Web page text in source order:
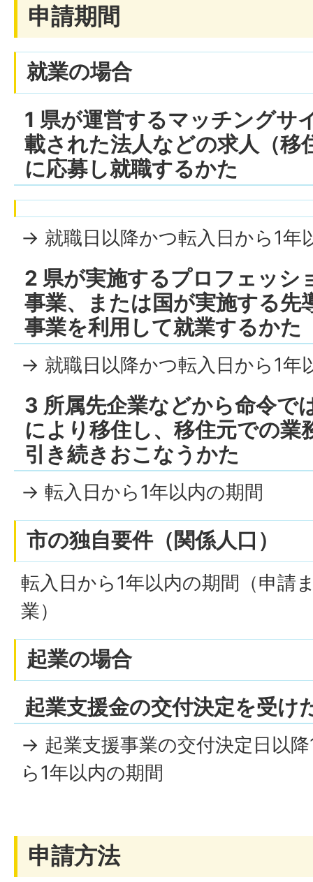
申請期間
就業の場合
1 県が運営するマッチングサ
載された法人などの求人（移
に応募し就職するかた
→ 就職日以降かつ転入日から1年
2 県が実施するプロフェッシ
事業、または国が実施する先
事業を利用して就業するかた
→ 就職日以降かつ転入日から1年
3 所属先企業などから命令で
により移住し、移住元での業
引き続きおこなうかた
→ 転入日から1年以内の期間
市の独自要件（関係人口）
転入日から1年以内の期間（申請
業）
起業の場合
起業支援金の交付決定を受け
→ 起業支援事業の交付決定日以
ら1年以内の期間
申請方法